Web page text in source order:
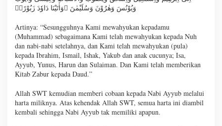
وَيُوْنُسَ وَهٰرُوْنَ وَسُلَيْمٰنَ ۚوَاٰتَيْنَا دَاوٗدَ زَبُوْرًاۚ
Artinya: “Sesungguhnya Kami mewahyukan kepadamu
(Muhammad) sebagaimana Kami telah mewahyukan kepada Nuh
dan nabi-nabi setelahnya, dan Kami telah mewahyukan (pula)
kepada Ibrahim, Ismail, Ishak, Yakub dan anak cucunya; Isa,
Ayyub, Yunus, Harun dan Sulaiman. Dan Kami telah memberikan
Kitab Zabur kepada Daud.”
Allah SWT kemudian memberi cobaan kepada Nabi Ayyub melalui
harta miliknya. Atas kehendak Allah SWT, semua harta ini diambil
kembali sehingga Nabi Ayyub tak memiliki apapun.